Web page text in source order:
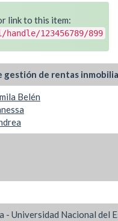
link to this item:
123456789/899
gestión de rentas
Belén
- Universidad Nacional del